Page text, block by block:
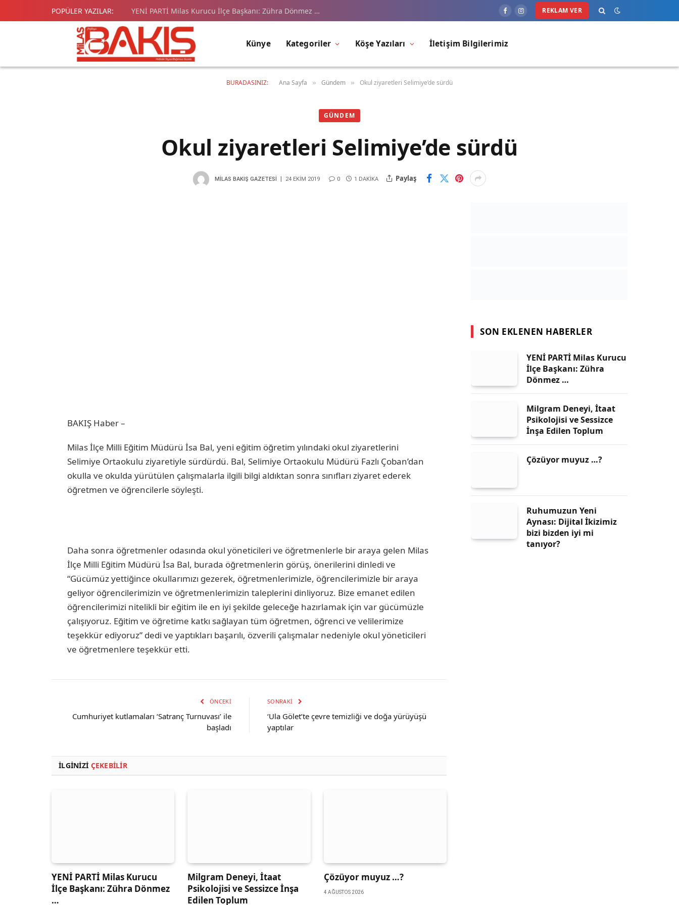
POPÜLER YAZILAR: YENİ PARTİ Milas Kurucu İlçe Başkanı: Zühra Dönmez … FacebookInstagramREKLAM VER
Künye Kategoriler Köşe Yazıları İletişim Bilgilerimiz
BURADASINIZ: Ana Sayfa » Gündem » Okul ziyaretleri Selimiye’de sürdü
GÜNDEM
Okul ziyaretleri Selimiye’de sürdü
MILAS BAKIŞ GAZETESI 24 EKIM 2019 0 1 DAKIKA Paylaş
BAKIŞ Haber –
Milas İlçe Milli Eğitim Müdürü İsa Bal, yeni eğitim öğretim yılındaki okul ziyaretlerini
Selimiye Ortaokulu ziyaretiyle sürdürdü. Bal, Selimiye Ortaokulu Müdürü Fazlı Çoban’dan
okulla ve okulda yürütülen çalışmalarla ilgili bilgi aldıktan sonra sınıfları ziyaret ederek
öğretmen ve öğrencilerle söyleşti.
Daha sonra öğretmenler odasında okul yöneticileri ve öğretmenlerle bir araya gelen Milas
İlçe Milli Eğitim Müdürü İsa Bal, burada öğretmenlerin görüş, önerilerini dinledi ve
“Gücümüz yettiğince okullarımızı gezerek, öğretmenlerimizle, öğrencilerimizle bir araya
geliyor öğrencilerimizin ve öğretmenlerimizin taleplerini dinliyoruz. Bize emanet edilen
öğrencilerimizi nitelikli bir eğitim ile en iyi şekilde geleceğe hazırlamak için var gücümüzle
çalışıyoruz. Eğitim ve öğretime katkı sağlayan tüm öğretmen, öğrenci ve velilerimize
teşekkür ediyoruz” dedi ve yaptıkları başarılı, özverili çalışmalar nedeniyle okul yöneticileri
ve öğretmenlere teşekkür etti.
ÖNCEKI
Cumhuriyet kutlamaları ‘Satranç Turnuvası’ ile
başladı
SONRAKI
‘Ula Gölet’te çevre temizliği ve doğa yürüyüşü
yaptılar
İLGINIZI ÇEKEBILIR
YENİ PARTİ Milas Kurucu
İlçe Başkanı: Zühra Dönmez
…
Milgram Deneyi, İtaat
Psikolojisi ve Sessizce İnşa
Edilen Toplum
Çözüyor muyuz …?
4 AĞUSTOS 2026
SON EKLENEN HABERLER
YENİ PARTİ Milas Kurucu
İlçe Başkanı: Zühra
Dönmez …
Milgram Deneyi, İtaat
Psikolojisi ve Sessizce
İnşa Edilen Toplum
Çözüyor muyuz …?
Ruhumuzun Yeni
Aynası: Dijital İkizimiz
bizi bizden iyi mi
tanıyor?